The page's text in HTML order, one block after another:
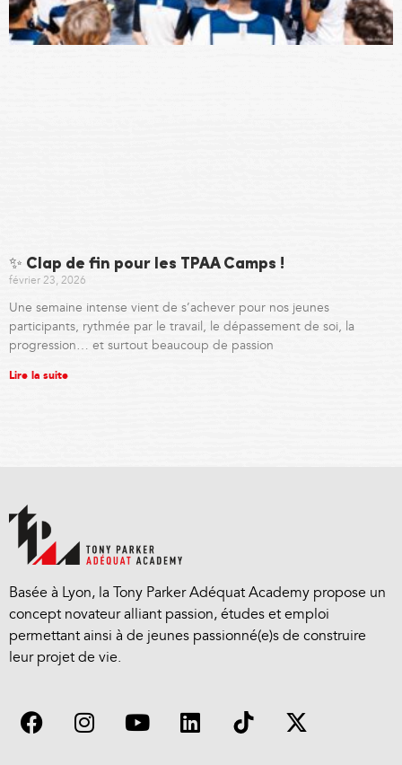
✨ Clap de fin pour les TPAA Camps !
février 23, 2026
Une semaine intense vient de s’achever pour nos jeunes
participants, rythmée par le travail, le dépassement de soi, la
progression… et surtout beaucoup de passion
Lire la suite
Basée à Lyon, la Tony Parker Adéquat Academy propose un
concept novateur alliant passion, études et emploi
permettant ainsi à de jeunes passionné(e)s de construire
leur projet de vie.